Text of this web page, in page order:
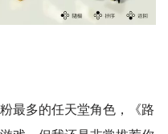
最多的任天堂角色，《路